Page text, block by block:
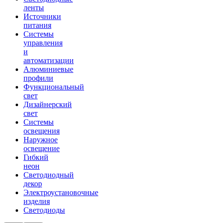
ленты
Источники
питания
Системы
управления
и
автоматизации
Алюминиевые
профили
Функциональный
свет
Дизайнерский
свет
Системы
освещения
Наружное
освещение
Гибкий
неон
Светодиодный
декор
Электроустановочные
изделия
Светодиоды